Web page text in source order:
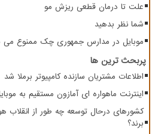
علت تا درمان قطعی ریزش مو
شما نظر بدهید
موبایل در مدارس جمهوری چک ممنوع می
پربحث ترین ها
اطلاعات مشتریان سازنده کامپیوتر برملا شد
اینترنت ماهواره ای آمازون مستقیم به
کشورهای درحال توسعه چه طور از
برند؟